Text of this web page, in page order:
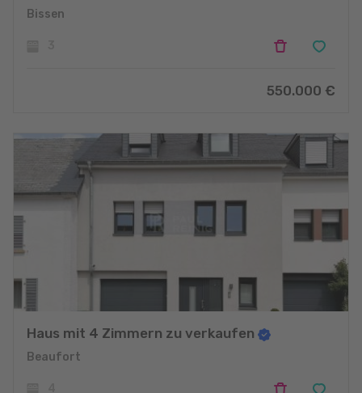
Bissen
550.000 €
Haus mit 4 Zimmern zu verkaufen
Beaufort